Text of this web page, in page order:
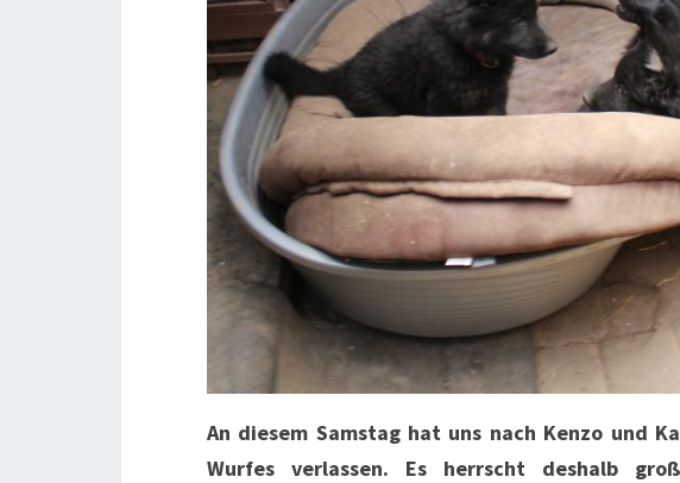
An diesem Samstag hat uns nach Kenzo und
Wurfes verlassen. Es herrscht deshalb